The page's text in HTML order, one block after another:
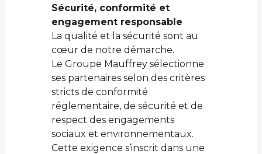
Sécurité, conformité et
engagement responsable
La qualité et la sécurité sont au
cœur de notre démarche.
Le Groupe Mauffrey sélectionne
ses partenaires selon des critères
stricts de conformité
réglementaire, de sécurité et de
respect des engagements
sociaux et environnementaux.
Cette exigence s’inscrit dans une